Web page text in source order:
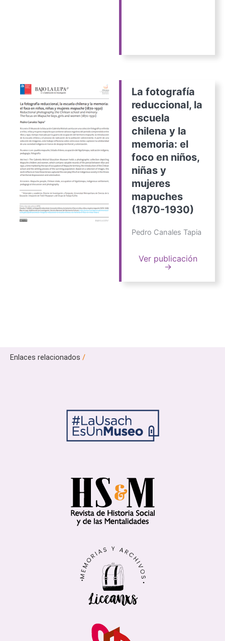
La fotografía
reduccional, la
escuela
chilena y la
memoria: el
foco en niños,
niñas y
mujeres
mapuches
(1870-1930)
Pedro Canales Tapia
Ver publicación
→
Enlaces relacionados /